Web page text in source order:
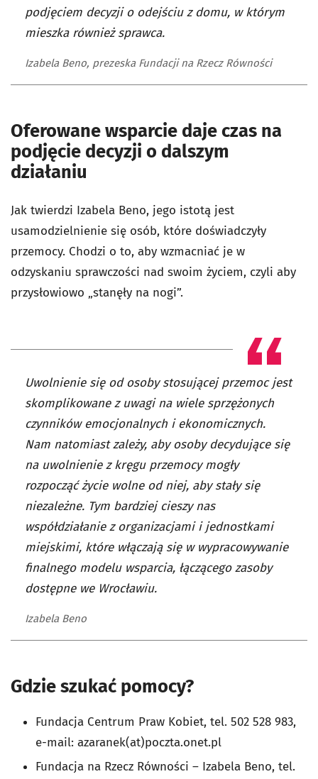
podjęciem decyzji o odejściu z domu, w którym
mieszka również sprawca.
Izabela Beno, prezeska Fundacji na Rzecz Równości
Oferowane wsparcie daje czas na
podjęcie decyzji o dalszym
działaniu
Jak twierdzi Izabela Beno, jego istotą jest
usamodzielnienie się osób, które doświadczyły
przemocy. Chodzi o to, aby wzmacniać je w
odzyskaniu sprawczości nad swoim życiem, czyli aby
przysłowiowo „stanęły na nogi”.
Uwolnienie się od osoby stosującej przemoc jest
skomplikowane z uwagi na wiele sprzężonych
czynników emocjonalnych i ekonomicznych.
Nam natomiast zależy, aby osoby decydujące się
na uwolnienie z kręgu przemocy mogły
rozpocząć życie wolne od niej, aby stały się
niezależne. Tym bardziej cieszy nas
współdziałanie z organizacjami i jednostkami
miejskimi, które włączają się w wypracowywanie
finalnego modelu wsparcia, łączącego zasoby
dostępne we Wrocławiu.
Izabela Beno
Gdzie szukać pomocy?
Fundacja Centrum Praw Kobiet, tel. 502 528 983,
e-mail: azaranek(at)poczta.onet.pl
Fundacja na Rzecz Równości – Izabela Beno, tel.